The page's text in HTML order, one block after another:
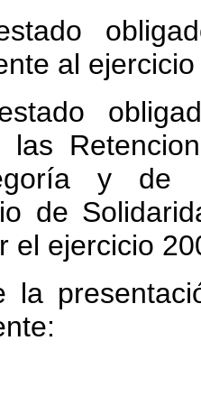
al
las
y de
de
el ejercicio
la